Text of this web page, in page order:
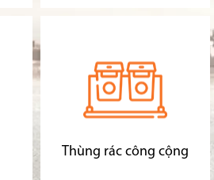
Thùng rác công cộng